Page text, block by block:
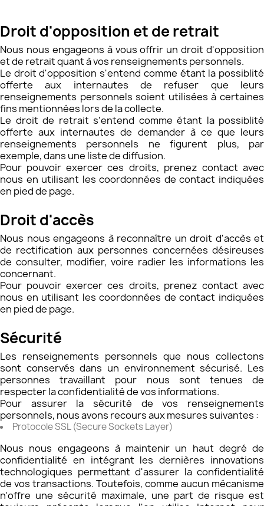
​Droit d'opposition et de retrait
Nous nous engageons à vous offrir un droit d'opposition
et de retrait quant à vos renseignements personnels.
Le droit d'opposition s'entend comme étant la possiblité
offerte aux internautes de refuser que leurs
renseignements personnels soient utilisées à certaines
fins mentionnées lors de la collecte.
Le droit de retrait s'entend comme étant la possiblité
offerte aux internautes de demander à ce que leurs
renseignements personnels ne figurent plus, par
exemple, dans une liste de diffusion.
Pour pouvoir exercer ces droits, prenez contact avec
nous en utilisant les coordonnées de contact indiquées
en pied de page.
Droit d'accès
Nous nous engageons à reconnaître un droit d'accès et
de rectification aux personnes concernées désireuses
de consulter, modifier, voire radier les informations les
concernant.
Pour pouvoir exercer ces droits, prenez contact avec
nous en utilisant les coordonnées de contact indiquées
en pied de page.
​Sécurité
Les renseignements personnels que nous collectons
sont conservés dans un environnement sécurisé. Les
personnes travaillant pour nous sont tenues de
respecter la confidentialité de vos informations.
Pour assurer la sécurité de vos renseignements
personnels, nous avons recours aux mesures suivantes :
Protocole SSL (Secure Sockets Layer)
Nous nous engageons à maintenir un haut degré de
confidentialité en intégrant les dernières innovations
technologiques permettant d'assurer la confidentialité
de vos transactions. Toutefois, comme aucun mécanisme
n'offre une sécurité maximale, une part de risque est